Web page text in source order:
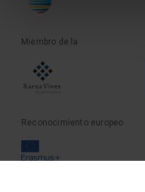
Miembro de la
Reconocimiento europeo